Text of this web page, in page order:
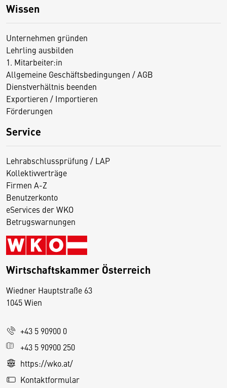
Wissen
Unternehmen gründen
Lehrling ausbilden
1. Mitarbeiter:in
Allgemeine Geschäftsbedingungen / AGB
Dienstverhältnis beenden
Exportieren / Importieren
Förderungen
Service
Lehrabschlussprüfung / LAP
Kollektivverträge
Firmen A-Z
Benutzerkonto
eServices der WKO
Betrugswarnungen
Wirtschaftskammer Österreich
Wiedner Hauptstraße 63
1045 Wien
+43 5 90900 0
+43 5 90900 250
https://wko.at/
Kontaktformular
D
s
e
S
e